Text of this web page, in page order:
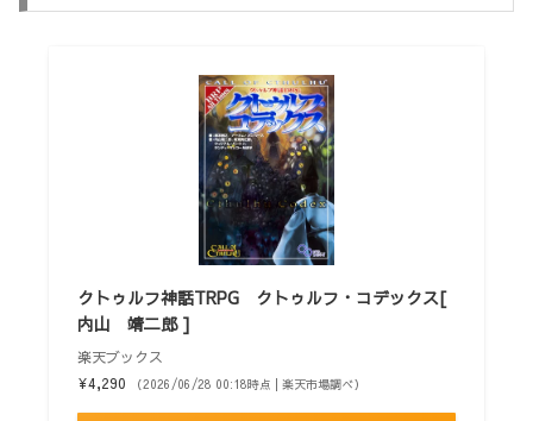
クトゥルフ神話TRPG クトゥルフ・コデックス[
内山 靖二郎 ]
楽天ブックス
¥4,290
（2026/06/28 00:18時点 | 楽天市場調べ）